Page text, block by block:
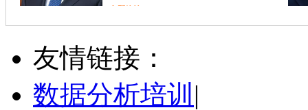
陈传红 武汉市
硕导
学校：中南民族大学
立即咨询
友情链接：
数据分析培训 |